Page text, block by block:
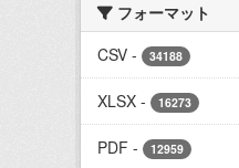
フォーマット
CSV - 34188
XLSX - 16273
PDF - 12959